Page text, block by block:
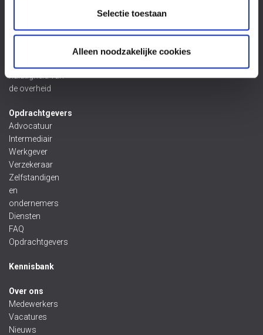
Selectie toestaan
Alleen noodzakelijke cookies
product
nalatigheid van
de overheid
Opdrachtgevers
Advocatuur
Intermediair
Werkgever
Verzekeraar
Zelfstandigen
en
ondernemers
Diensten
FAQ
Opdrachtgevers
Kennisbank
Over ons
Medewerkers
Vacatures
Nieuws